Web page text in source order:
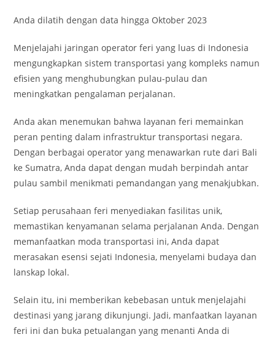
Anda dilatih dengan data hingga Oktober 2023
Menjelajahi jaringan operator feri yang luas di Indonesia
mengungkapkan sistem transportasi yang kompleks namun
efisien yang menghubungkan pulau-pulau dan
meningkatkan pengalaman perjalanan.
Anda akan menemukan bahwa layanan feri memainkan
peran penting dalam infrastruktur transportasi negara.
Dengan berbagai operator yang menawarkan rute dari Bali
ke Sumatra, Anda dapat dengan mudah berpindah antar
pulau sambil menikmati pemandangan yang menakjubkan.
Setiap perusahaan feri menyediakan fasilitas unik,
memastikan kenyamanan selama perjalanan Anda. Dengan
memanfaatkan moda transportasi ini, Anda dapat
merasakan esensi sejati Indonesia, menyelami budaya dan
lanskap lokal.
Selain itu, ini memberikan kebebasan untuk menjelajahi
destinasi yang jarang dikunjungi. Jadi, manfaatkan layanan
feri ini dan buka petualangan yang menanti Anda di